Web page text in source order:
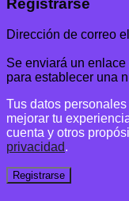
Dirección de correo
Se enviará un
para establecer una
Tus datos
mejorar tu
cuenta y otros
privacidad.
Registrarse